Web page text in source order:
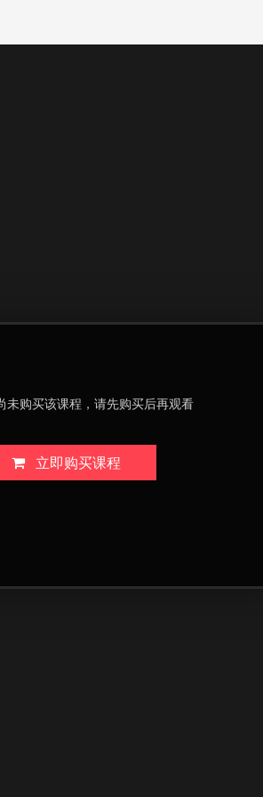
未购买该课程，请先购买后再观看
立即购买课程